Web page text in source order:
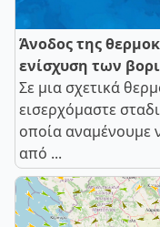
Άνοδος της
ενίσχυση των
Σε μια σχετικά
εισερχόμαστε
οποία αναμένουμε
από ...